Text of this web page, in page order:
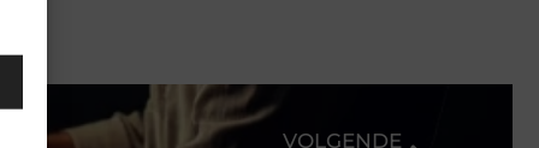
VOLGENDE